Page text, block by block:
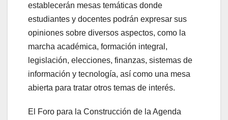
establecerán mesas temáticas donde
estudiantes y docentes podrán expresar sus
opiniones sobre diversos aspectos, como la
marcha académica, formación integral,
legislación, elecciones, finanzas, sistemas de
información y tecnología, así como una mesa
abierta para tratar otros temas de interés.
El Foro para la Construcción de la Agenda